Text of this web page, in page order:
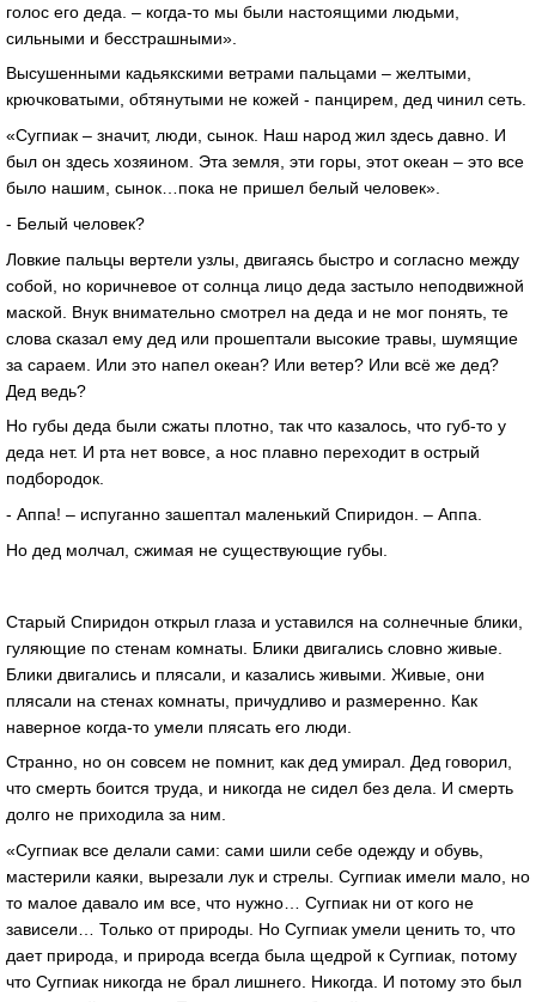
голос его деда. – когда-то мы были настоящими людьми,
сильными и бесстрашными».
Высушенными кадьякскими ветрами пальцами – желтыми,
крючковатыми, обтянутыми не кожей - панцирем, дед чинил сеть.
«Сугпиак – значит, люди, сынок. Наш народ жил здесь давно. И
был он здесь хозяином. Эта земля, эти горы, этот океан – это все
было нашим, сынок…пока не пришел белый человек».
- Белый человек?
Ловкие пальцы вертели узлы, двигаясь быстро и согласно между
собой, но коричневое от солнца лицо деда застыло неподвижной
маской. Внук внимательно смотрел на деда и не мог понять, те
слова сказал ему дед или прошептали высокие травы, шумящие
за сараем. Или это напел океан? Или ветер? Или всё же дед?
Дед ведь?
Но губы деда были сжаты плотно, так что казалось, что губ-то у
деда нет. И рта нет вовсе, а нос плавно переходит в острый
подбородок.
- Аппа! – испуганно зашептал маленький Спиридон. – Аппа.
Но дед молчал, сжимая не существующие губы.
Старый Спиридон открыл глаза и уставился на солнечные блики,
гуляющие по стенам комнаты. Блики двигались словно живые.
Блики двигались и плясали, и казались живыми. Живые, они
плясали на стенах комнаты, причудливо и размеренно. Как
наверное когда-то умели плясать его люди.
Странно, но он совсем не помнит, как дед умирал. Дед говорил,
что смерть боится труда, и никогда не сидел без дела. И смерть
долго не приходила за ним.
«Сугпиак все делали сами: сами шили себе одежду и обувь,
мастерили каяки, вырезали лук и стрелы. Сугпиак имели мало, но
то малое давало им все, что нужно… Сугпиак ни от кого не
зависели… Только от природы. Но Сугпиак умели ценить то, что
дает природа, и природа всегда была щедрой к Сугпиак, потому
что Сугпиак никогда не брал лишнего. Никогда. И потому это был